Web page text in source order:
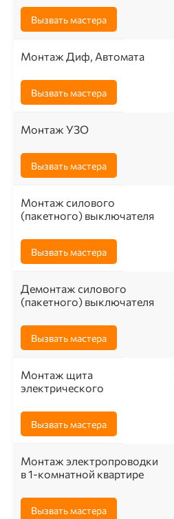
Вызвать мастера
Монтаж Диф, Автомата
Вызвать мастера
Монтаж УЗО
Вызвать мастера
Монтаж силового
(пакетного) выключателя
Вызвать мастера
Демонтаж силового
(пакетного) выключателя
Вызвать мастера
Монтаж щита
электрического
Вызвать мастера
Монтаж электропроводки
в 1-комнатной квартире
Вызвать мастера